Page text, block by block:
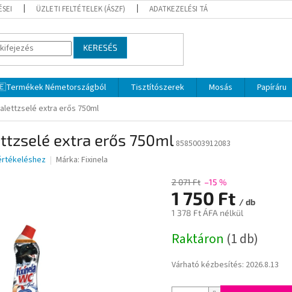
ÜZLETI FELTÉTELEK (ÁSZF) ADATKEZELÉSI TÁJÉKOZTATÓ
KERESÉS
Németországból Tisztítószerek Mosás Papíráru
extra erős 750ml
extra erős 750ml 8585003912083
Márka: Fixinela
2 071 Ft –15 %
1 750 Ft / db
1 378 Ft ÁFA nélkül
Raktáron (1 db)
Várható kézbesítés: 2026.8.13